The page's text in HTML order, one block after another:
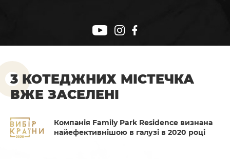
3 КОТЕДЖНИХ МІСТЕЧКА
ВЖЕ ЗАСЕЛЕНІ
Компанія Family Park Residence визнана
найефективнішою в галузі в 2020 році